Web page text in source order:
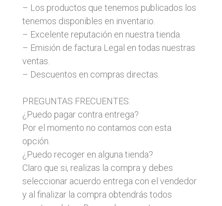
– Los productos que tenemos publicados los
tenemos disponibles en inventario.
– Excelente reputación en nuestra tienda.
– Emisión de factura Legal en todas nuestras
ventas.
– Descuentos en compras directas.
PREGUNTAS FRECUENTES:
¿Puedo pagar contra entrega?
Por el momento no contamos con esta
opción.
¿Puedo recoger en alguna tienda?
Claro que si, realizas la compra y debes
seleccionar acuerdo entrega con el vendedor
y al finalizar la compra obtendrás todos